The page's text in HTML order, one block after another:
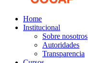
Home
Institucional
Sobre nosotros
Autoridades
Transparencia